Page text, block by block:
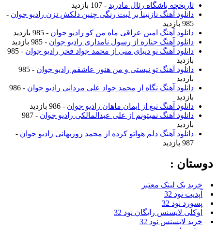
تاریخچه باشگاه رئال مادرید - 107 بازدید
دانلود آهنگ نازنینا بر لبت رنگی چنین دلکش نزن رادیو جوان -
985 بازدید
دانلود آهنگ امین عراقی ماه من کو رادیو جوان - 985 بازدید
دانلود آهنگ جنازه از رسول نامداری رادیو جوان - 985 بازدید
دانلود آهنگ تو دنیای منی از محمد جواد فخر رادیو جوان
- 985
بازدید
دانلود آهنگ تو نیستی و من هنوز عاشقم رادیو جوان
- 985
بازدید
دانلود آهنگ نگاه از محمد جواد علی مردانی رادیو جوان
- 986
بازدید
دانلود آهنگ تیغ از ایمان ماهان رادیو جوان - 986 بازدید
دانلود آهنگ نمیتونم از علی عبدالمالکی رادیو جوان
- 987
بازدید
دانلود آهنگ دلم هواتو کرده از محمد روزبهانی رادیو جوان -
987 بازدید
دوستان :
خرید بک لینک معتبر
آپدیت نود 32
پسورد نود 32
اوکلی لایسنس رایگان نود 32
خرید لایسنس نود 32